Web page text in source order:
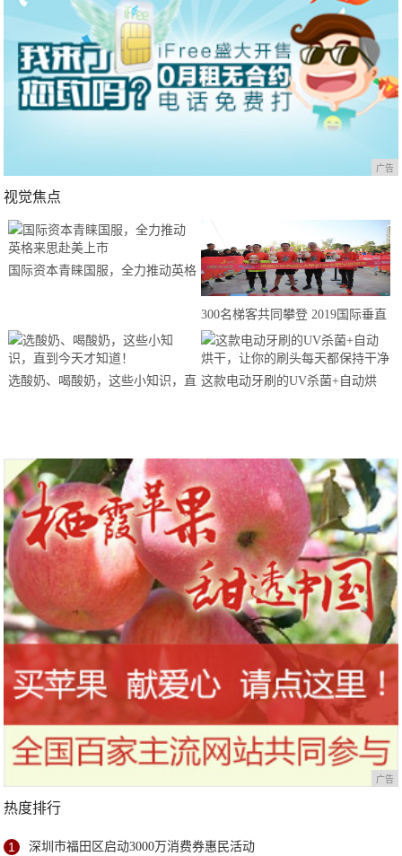
广告
视觉焦点
国际资本青睐国服，全力推动英格
300名梯客共同攀登 2019国际垂直
马拉松超级精英赛顺德海骏达中心
站欢乐开跑
选酸奶、喝酸奶，这些小知识，直 这款电动牙刷的UV杀菌+自动烘
广告
热度排行
1 深圳市福田区启动3000万消费券惠民活动